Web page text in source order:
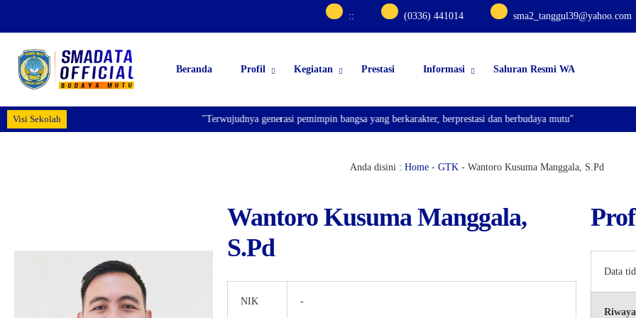
:: (0336) 441014 sma2_tanggul39@yahoo.com
Beranda Profil Kegiatan Prestasi Informasi Saluran Resmi WA
Visi Sekolah "Terwujudnya generasi pemimpin bangsa yang berkarakter, berprestasi dan berbudaya mutu"
Anda disini : Home - GTK - Wantoro Kusuma Manggala, S.Pd
Wantoro Kusuma Manggala,
S.Pd
NIK -
Data